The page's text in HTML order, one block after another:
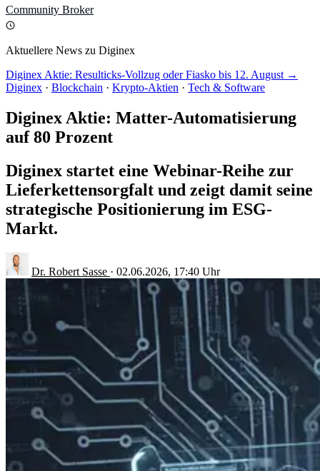
Community Broker
Aktuellere News zu Diginex
Diginex Aktie: Resulticks-Vollzug oder Fiasko bis 12. August →
Diginex · Blockchain · Krypto-Aktien · Tech & Software
Diginex Aktie: Matter-Automatisierung
auf 80 Prozent
Diginex startet eine Webinar-Reihe zur
Lieferkettensorgfalt und zeigt damit seine
strategische Positionierung im ESG-
Markt.
Dr. Robert Sasse · 02.06.2026, 17:40 Uhr